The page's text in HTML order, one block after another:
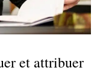
et attribuer